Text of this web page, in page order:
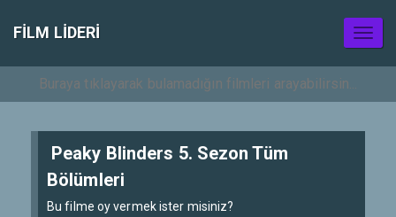
FILM LIDERI
Peaky Blinders 5. Sezon Tüm
Bölümleri
Bu filme oy vermek ister misiniz?